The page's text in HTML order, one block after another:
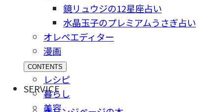
鏡リュウジの12星座占い
水晶玉子のプレミアムうさぎ占い
オレペエディター
漫画
CONTENTS
レシピ
暮らし
美容
SERVICE